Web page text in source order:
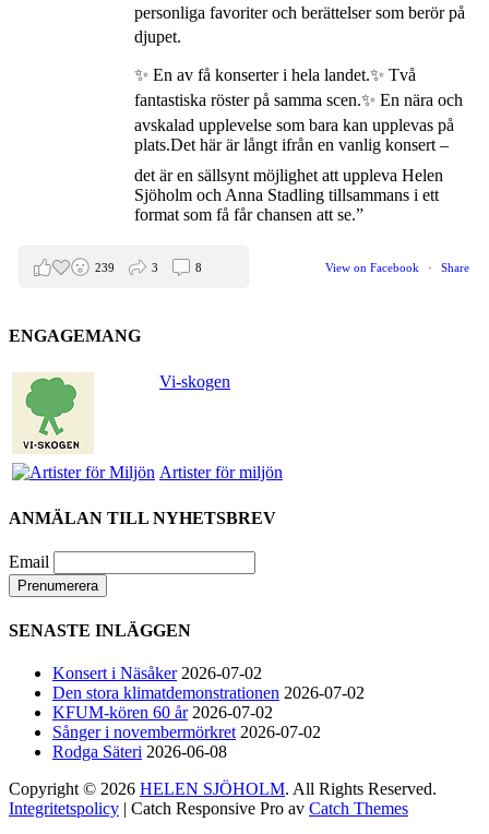
personliga favoriter och berättelser som berör på
djupet.
✨ En av få konserter i hela landet.✨ Två
fantastiska röster på samma scen.✨ En nära och
avskalad upplevelse som bara kan upplevas på
plats.Det här är långt ifrån en vanlig konsert –
det är en sällsynt möjlighet att uppleva Helen
Sjöholm och Anna Stadling tillsammans i ett
format som få får chansen att se.”
View on Facebook · Share
239 3 8
Gör som jag - kom dit!! Det blir grymt 🤩
Ruben Granditsky och de är för kvällen
förstärkta med massor med begåvade vänner 🥰
82
2 months ago
Hurra!!
Nu släpps biljetterna till ”Ritsch Ratsch på
tidigare har vi behövt skratta som nu!!Jacke,
Sussie, Andreas & ett finfint band under
ENGAGEMANG
Vi-skogen
Artister för miljön
ANMÄLAN TILL NYHETSBREV
Email
SENASTE INLÄGGEN
Konsert i Näsåker 2026-07-02
Den stora klimatdemonstrationen 2026-07-02
KFUM-kören 60 år 2026-07-02
Sånger i novembermörkret 2026-07-02
Rodga Säteri 2026-06-08
Copyright © 2026 HELEN SJÖHOLM. All Rights Reserved.
Integritetspolicy | Catch Responsive Pro av Catch Themes